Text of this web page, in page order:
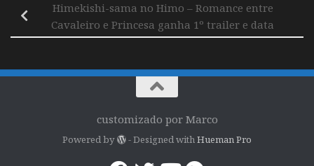
Himekishi-sama no Himo – Romance entre
Cavaleiro e Princesa ganha 1º trailer e data
customizado por Marco
Powered by - Designed with Hueman Pro